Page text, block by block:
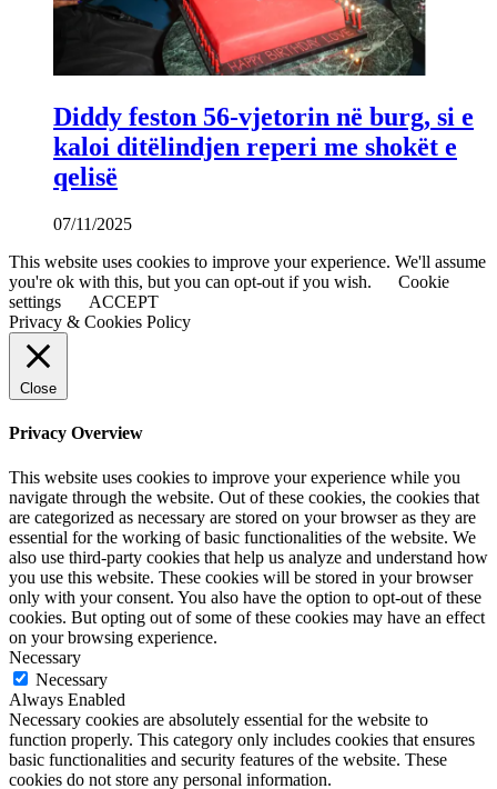
Diddy feston 56-vjetorin në burg, si e
kaloi ditëlindjen reperi me shokët e
qelisë
07/11/2025
This website uses cookies to improve your experience. We'll assume
you're ok with this, but you can opt-out if you wish.
Cookie
settings
ACCEPT
Privacy & Cookies Policy
Close
Privacy Overview
This website uses cookies to improve your experience while you
navigate through the website. Out of these cookies, the cookies that
are categorized as necessary are stored on your browser as they are
essential for the working of basic functionalities of the website. We
also use third-party cookies that help us analyze and understand how
you use this website. These cookies will be stored in your browser
only with your consent. You also have the option to opt-out of these
cookies. But opting out of some of these cookies may have an effect
on your browsing experience.
Necessary
Necessary
Always Enabled
Necessary cookies are absolutely essential for the website to
function properly. This category only includes cookies that ensures
basic functionalities and security features of the website. These
cookies do not store any personal information.